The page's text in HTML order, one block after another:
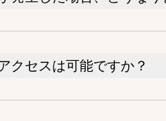
クセスは可能ですか？